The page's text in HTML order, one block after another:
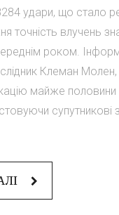
удари, що стало
точність влучень
роком.
Клеман Молен,
майже
супутникові